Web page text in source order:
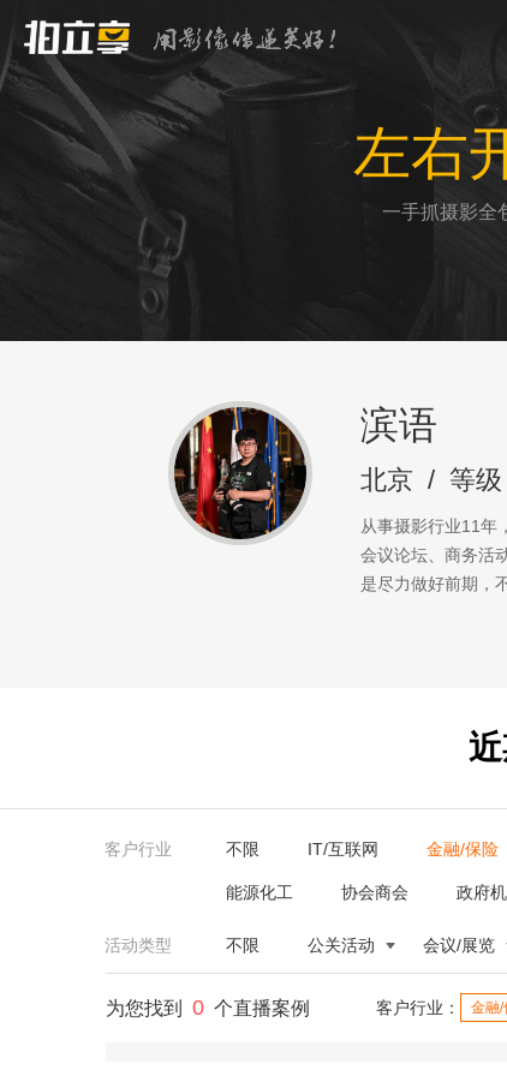
左右
一手抓摄影全
滨语
北京 / 等
从事摄影行业11年
会议论坛、商务活
是尽力做好前期，
客户行业 不限 IT/互联网 金融/保险
能源化工 协会商会 政府
活动类型 不限 公关活动 会议/展览
为您找到 0 个直播案例 客户行业： 金融/